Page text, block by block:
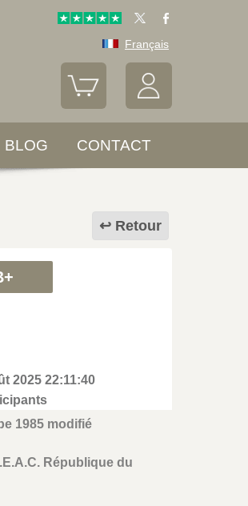
Français
BLOG CONTACT
Retour
2025 22:11:40
1985 modifié
République du